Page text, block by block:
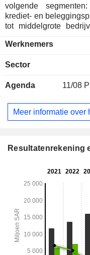
volgende
krediet- en
tot middelgrote
van effecten omvat;
zakelijke klanten en
en beleggingen
diensten,
onder toezicht staan
Werknemers
Sector
Agenda 11/08
Meer informatie over
Resultatenrekening